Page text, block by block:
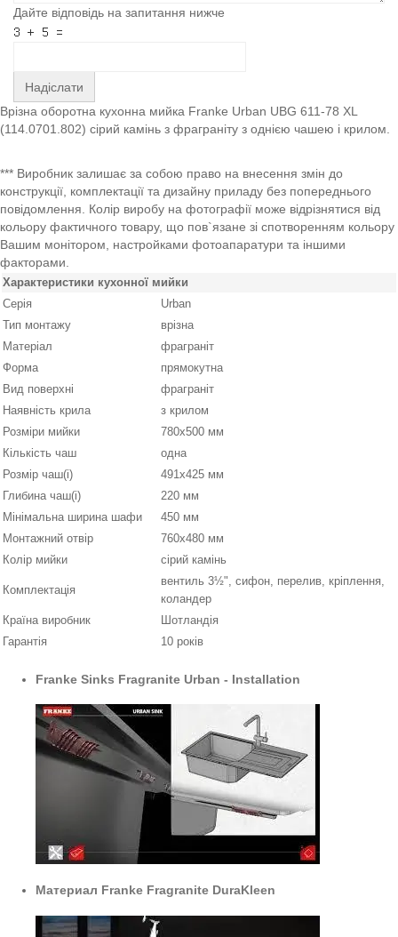
Дайте відповідь на запитання нижче
Надіслати
Врізна оборотна кухонна мийка Franke Urban UBG 611-78 XL
(114.0701.802) сірий камінь з фраграніту з однією чашею і крилом.
*** Виробник залишає за собою право на внесення змін до
конструкції, комплектації та дизайну приладу без попереднього
повідомлення. Колір виробу на фотографії може відрізнятися від
кольору фактичного товару, що пов`язане зі спотворенням кольору
Вашим монітором, настройками фотоапаратури та іншими
факторами.
Характеристики кухонної мийки
Серія
Urban
Тип монтажу
врізна
Матеріал
фраграніт
Форма
прямокутна
Вид поверхні
фраграніт
Наявність крила
з крилом
Розміри мийки
780х500 мм
Кількість чаш
одна
Розмір чаш(і)
491х425 мм
Глибина чаш(і)
220 мм
Мінімальна ширина шафи
450 мм
Монтажний отвір
760х480 мм
Колір мийки
сірий камінь
Комплектація
вентиль 3½", сифон, перелив, кріплення,
коландер
Країна виробник
Шотландія
Гарантія
10 років
Franke Sinks Fragranite Urban - Installation
Материал Franke Fragranite DuraKleen